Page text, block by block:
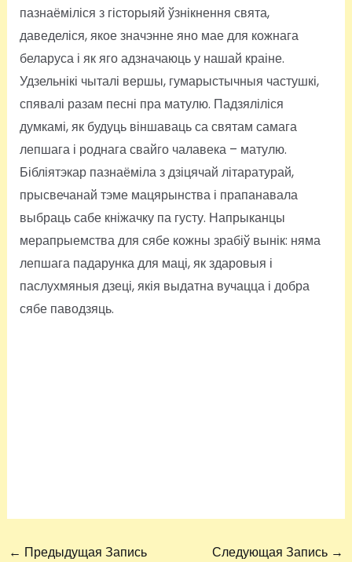
пазнаёміліся з гісторыяй ўзнікнення свята,
даведеліся, якое значэнне яно мае для кожнага
беларуса і як яго адзначаюць у нашай краіне.
Удзельнікі чыталі вершы, гумарыстычныя частушкі,
спявалі разам песні пра матулю. Падзяліліся
думкамі, як будуць віншаваць са святам самага
лепшага і роднага свайго чалавека – матулю.
Бібліятэкар пазнаёміла з дзіцячай літаратурай,
прысвечанай тэме мацярынства і прапанавала
выбраць сабе кніжачку па густу. Напрыканцы
мерапрыемства для сябе кожны зрабіў вынік: няма
лепшага падарунка для маці, як здаровыя і
паслухмяныя дзеці, якія выдатна вучацца і добра
сябе паводзяць.
← Предыдущая Запись Следующая Запись →